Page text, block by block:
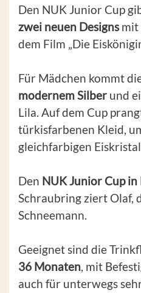
Den NUK Junior Cup
zwei neuen Designsmit
dem Film „Die
Für Mädchen kommt
modernem Silber und
Lila. Auf dem Cup
türkisfarbenen Kleid,
gleichfarbigen
Den NUK Junior Cup in
Schraubring ziert Olaf,
Schneemann.
Geeignet sind die
36 Monaten, mit
auch für unterwegs